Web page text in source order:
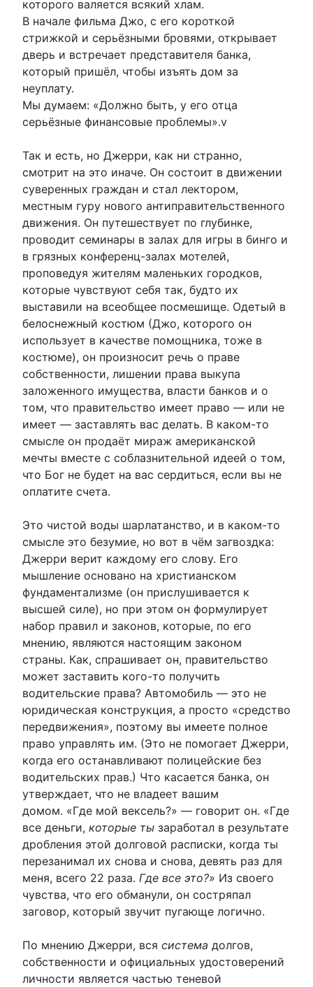
которого валяется всякий хлам.
В начале фильма Джо, с его короткой
стрижкой и серьёзными бровями, открывает
дверь и встречает представителя банка,
который пришёл, чтобы изъять дом за
неуплату.
Мы думаем: «Должно быть, у его отца
серьёзные финансовые проблемы».v
Так и есть, но Джерри, как ни странно,
смотрит на это иначе. Он состоит в движении
суверенных граждан и стал лектором,
местным гуру нового антиправительственного
движения. Он путешествует по глубинке,
проводит семинары в залах для игры в бинго и
в грязных конференц-залах мотелей,
проповедуя жителям маленьких городков,
которые чувствуют себя так, будто их
выставили на всеобщее посмешище. Одетый в
белоснежный костюм (Джо, которого он
использует в качестве помощника, тоже в
костюме), он произносит речь о праве
собственности, лишении права выкупа
заложенного имущества, власти банков и о
том, что правительство имеет право — или не
имеет — заставлять вас делать. В каком-то
смысле он продаёт мираж американской
мечты вместе с соблазнительной идеей о том,
что Бог не будет на вас сердиться, если вы не
оплатите счета.
Это чистой воды шарлатанство, и в каком-то
смысле это безумие, но вот в чём загвоздка:
Джерри верит каждому его слову. Его
мышление основано на христианском
фундаментализме (он прислушивается к
высшей силе), но при этом он формулирует
набор правил и законов, которые, по его
мнению, являются настоящим законом
страны. Как, спрашивает он, правительство
может заставить кого-то получить
водительские права? Автомобиль — это не
юридическая конструкция, а просто «средство
передвижения», поэтому вы имеете полное
право управлять им. (Это не помогает Джерри,
когда его останавливают полицейские без
водительских прав.) Что касается банка, он
утверждает, что не владеет вашим
домом. «Где мой вексель?» — говорит он. «Где
все деньги, которые ты заработал в результате
дробления этой долговой расписки, когда ты
перезанимал их снова и снова, девять раз для
меня, всего 22 раза. Где все это?» Из своего
чувства, что его обманули, он состряпал
заговор, который звучит пугающе логично.
По мнению Джерри, вся система долгов,
собственности и официальных удостоверений
личности является частью теневой